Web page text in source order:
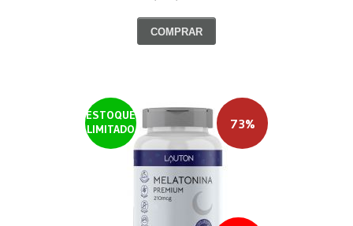
COMPRAR
ESTOQUE
LIMITADO
73%